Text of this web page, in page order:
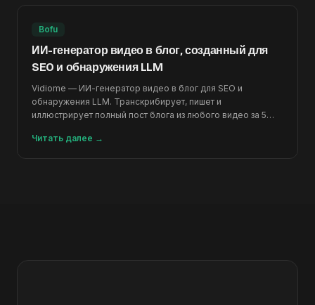
Bofu
ИИ-генератор видео в блог, созданный для
SEO и обнаружения LLM
Vidiome — ИИ-генератор видео в блог для SEO и
обнаружения LLM. Транскрибирует, пишет и
иллюстрирует полный пост блога из любого видео за 5
Читать далее →